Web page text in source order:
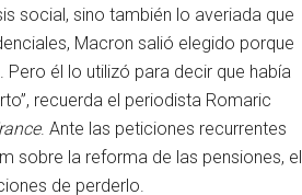
social, sino también lo averiada que
Macron salió elegido porque
Pero él lo utilizó para decir que había
recuerda el periodista Romaric
. Ante las peticiones recurrentes
sobre la reforma de las pensiones, el
de perderlo.